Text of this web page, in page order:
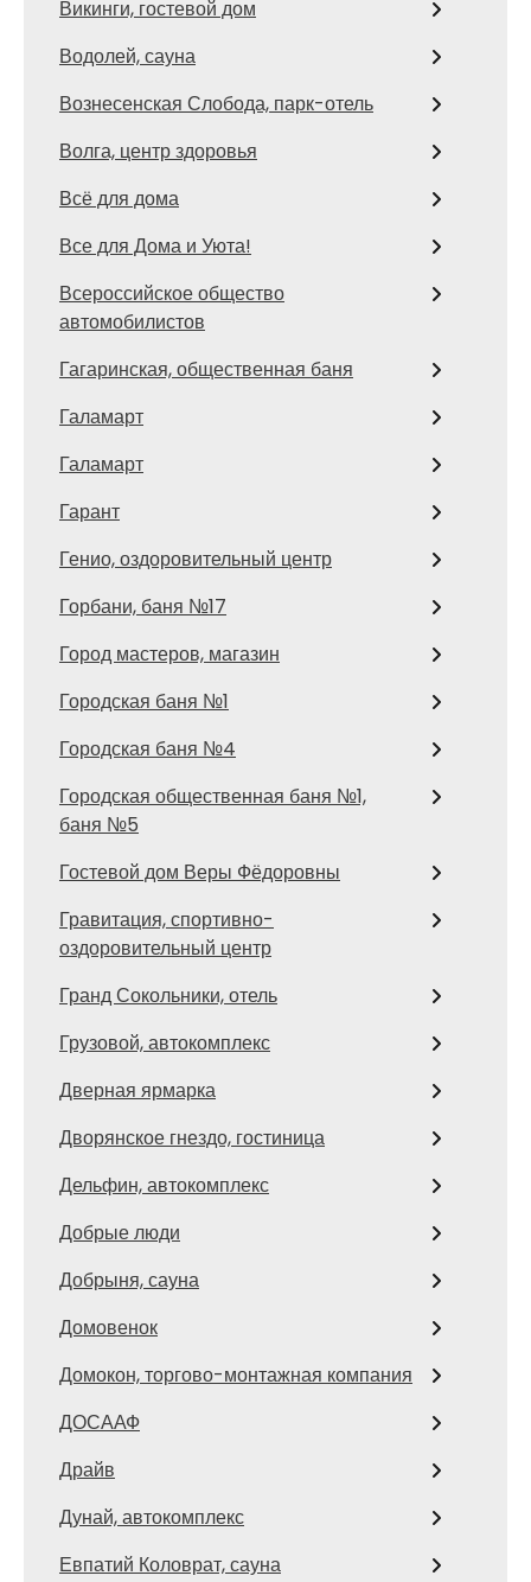
Викинги, гостевой дом
Водолей, сауна
Вознесенская Слобода, парк-отель
Волга, центр здоровья
Всё для дома
Все для Дома и Уюта!
Всероссийское общество
автомобилистов
Гагаринская, общественная баня
Галамарт
Галамарт
Гарант
Генио, оздоровительный центр
Горбани, баня №17
Город мастеров, магазин
Городская баня №1
Городская баня №4
Городская общественная баня №1,
баня №5
Гостевой дом Веры Фёдоровны
Гравитация, спортивно-
оздоровительный центр
Гранд Сокольники, отель
Грузовой, автокомплекс
Дверная ярмарка
Дворянское гнездо, гостиница
Дельфин, автокомплекс
Добрые люди
Добрыня, сауна
Домовенок
Домокон, торгово-монтажная компания
ДОСААФ
Драйв
Дунай, автокомплекс
Евпатий Коловрат, сауна